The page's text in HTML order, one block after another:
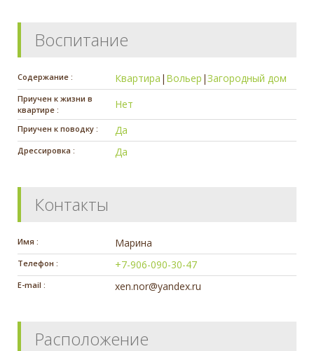
Воспитание
Содержание : Квартира | Вольер |Загородный дом
Приучен к жизни в
квартире :
Нет
Приучен к поводку : Да
Дрессировка : Да
Контакты
Имя : Марина
Телефон : +7-906-090-30-47
E-mail : xen.nor@yandex.ru
Расположение